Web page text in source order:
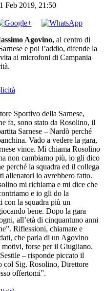
1 Feb 2019, 21:50
Agovino, al centro di
e poi l’addio, difende la
ai microfoni di Campania
Sportivo della Sarnese,
fa, sono stato da Rosolino, il
Sarnese – Nardò perché
Vado a vedere la gara,
vince. Mi chiama Rosolino
non cambiamo più, io gli dico
perché la squadra ed il collega
allenatori lo avrebbero fatto.
mi richiama e mi dice che
e io gli do la
con la squadra più un
bene. Dopo la gara
all’età di cinquantuno anni
Riflessioni, chiamate e
che parla di un Agovino
motivi, forse per il Giugliano.
– risponde piccato il
col Sig. Rosolino, Direttore
offertomi”.